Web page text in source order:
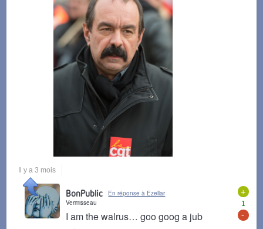
Il y a 3 mois
+
1
-
BonPublic
En réponse à Ezellar
Vermisseau
I am the walrus… goo goog a jub